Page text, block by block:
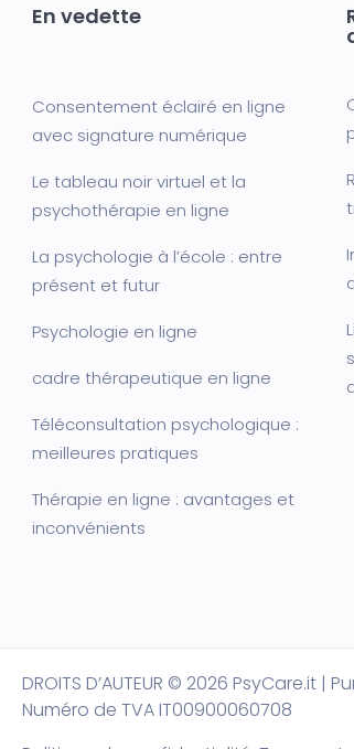
En vedette
Consentement éclairé en ligne
avec signature numérique
Le tableau noir virtuel et la
psychothérapie en ligne
La psychologie à l’école : entre
présent et futur
Psychologie en ligne
cadre thérapeutique en ligne
Téléconsultation psychologique :
meilleures pratiques
Thérapie en ligne : avantages et
inconvénients
DROITS D’AUTEUR © 2026 PsyCare.it |
Numéro de TVA IT00900060708